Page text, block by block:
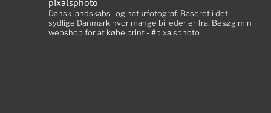
pixalsphoto
Dansk landskabs- og naturfotograf. Baseret i det
sydlige Danmark hvor mange billeder er fra. Besøg min
webshop for at købe print - #pixalsphoto